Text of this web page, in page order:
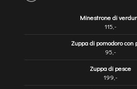
Minestrone di
115,-
Zuppa di pomodoro con
95,-
Zuppa di pesce
199,-